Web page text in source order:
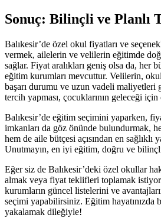
Sonuç: Bilinçli ve Planlı
Balıkesir’de özel okul fiyatları ve
vermek, ailelerin ve velilerin eğitimde
sağlar. Fiyat aralıkları geniş olsa da, her
eğitim kurumları mevcuttur. Velilerin,
başarı durumu ve uzun vadeli maliyetleri
tercih yapması, çocuklarının geleceği için
Balıkesir’de eğitim seçimini yaparken,
imkanları da göz önünde bulundurmak,
hem de aile bütçesi açısından en sağlıklı
Unutmayın, en iyi eğitim, doğru ve
Eğer siz de Balıkesir’deki özel okullar
almak veya fiyat teklifleri toplamak
kurumların güncel listelerini ve
seçimi yapabilirsiniz. Eğitim hayatınızda
yakalamak dileğiyle!